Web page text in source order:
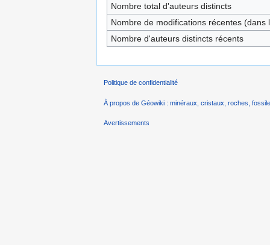
Nombre total d'auteurs distincts
Nombre de modifications récentes (dans
Nombre d'auteurs distincts récents
Politique de confidentialité
À propos de Géowiki : minéraux, cristaux, roches,
Avertissements